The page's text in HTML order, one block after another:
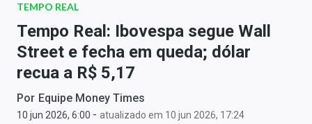
Newsletters
Money Trader
Anuncie
Últimas Notícias
TEMPO REAL
Tempo Real: Ibovespa segue Wall
Street e fecha em queda; dólar
recua a R$ 5,17
Por Equipe Money Times
10 jun 2026, 6:00 - atualizado em 10 jun 2026, 17:24